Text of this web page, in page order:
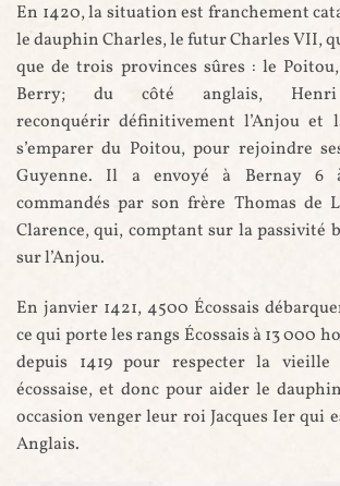
En 1420, la situation est franchement
le dauphin Charles, le futur Charles VII,
que de trois provinces sûres : le
Berry; du côté anglais,
reconquérir définitivement l’Anjou et
s’emparer du Poitou, pour rejoindre
Guyenne. Il a envoyé à Bernay 6
commandés par son frère Thomas de
Clarence, qui, comptant sur la passivité
sur l’Anjou.
En janvier 1421, 4500 Écossais
ce qui porte les rangs Écossais à 13 000
depuis 1419 pour respecter la vieille
écossaise, et donc pour aider le
occasion venger leur roi Jacques Ier qui
Anglais.